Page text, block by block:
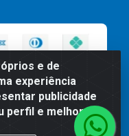
e de
experiência
publicidade
perfil e melhorar a